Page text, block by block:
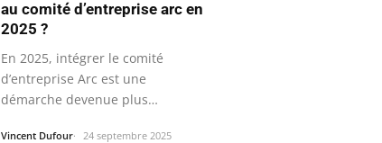
au comité d’entreprise arc en
2025 ?
En 2025, intégrer le comité
d’entreprise Arc est une
démarche devenue plus
Vincent Dufour 24 septembre 2025